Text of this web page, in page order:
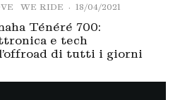
WE RIDE · 18/04/2021
Ténéré 700:
e tech
di tutti i giorni